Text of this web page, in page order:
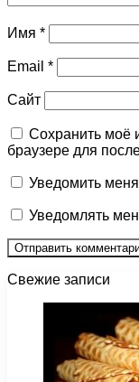
Имя *
Email *
Сайт
Сохранить моё
браузере для
Уведомить
Уведомлять
Свежие записи